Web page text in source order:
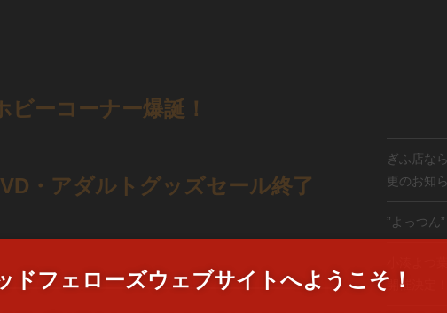
ーコーナー爆誕！
・アダルトグッズセール終了
ぎふ店な
更のお知
”よっつん
開催決定！
ドフェローズウェブサイトへようこそ！